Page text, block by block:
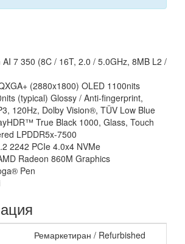
AI 7 350 (8C / 16T, 2.0 / 5.0GHz, 8MB L2 /
(2880x1800) OLED 1100nits
(typical) Glossy / Anti-fingerprint,
120Hz, Dolby Vision®, TÜV Low Blue
True Black 1000, Glass, Touch
LPDDR5x-7500
2242 PCIe 4.0x4 NVMe
Radeon 860M Graphics
Pen
Ремаркетиран / Refurbished